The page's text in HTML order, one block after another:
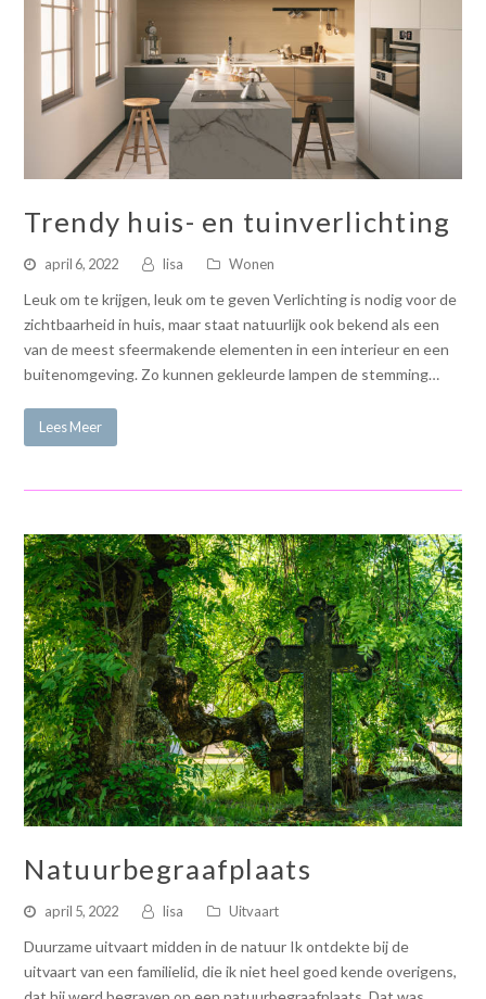
Trendy huis- en tuinverlichting
april 6, 2022 lisa Wonen
Leuk om te krijgen, leuk om te geven Verlichting is nodig voor de
zichtbaarheid in huis, maar staat natuurlijk ook bekend als een
van de meest sfeermakende elementen in een interieur en een
buitenomgeving. Zo kunnen gekleurde lampen de stemming…
Lees Meer
Natuurbegraafplaats
april 5, 2022 lisa Uitvaart
Duurzame uitvaart midden in de natuur Ik ontdekte bij de
uitvaart van een familielid, die ik niet heel goed kende overigens,